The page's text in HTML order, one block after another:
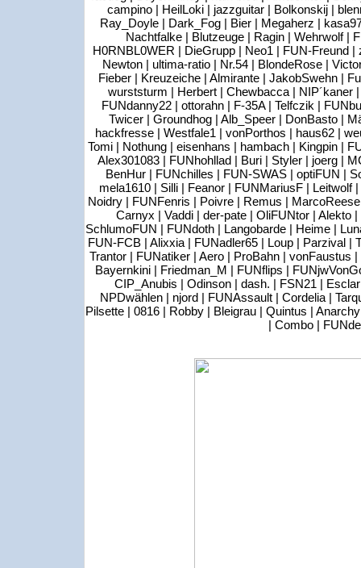
campino | HeilLoki | jazzguitar | Bolkonskij |
Ray_Doyle | Dark_Fog | Bier | Megaherz |
Nachtfalke | Blutzeuge | Ragin | Wehrwolf |
H0RNBL0WER | DieGrupp | Neo1 | FUN-Freund
Newton | ultima-ratio | Nr.54 | BlondeRose |
Fieber | Kreuzeiche | Almirante | JakobSwehn |
wurststurm | Herbert | Chewbacca | NIP´kaner
FUNdanny22 | ottorahn | F-35A | Telfczik |
Twicer | Groundhog | Alb_Speer | DonBasto |
hackfresse | Westfale1 | vonPorthos | haus62 |
Tomi | Nothung | eisenhans | hambach | Kingpin |
Alex301083 | FUNhohllad | Buri | Styler | joerg |
BenHur | FUNchilles | FUN-SWAS | optiFUN |
mela1610 | Silli | Feanor | FUNMariusF | Leitwolf
Noidry | FUNFenris | Poivre | Remus |
Carnyx | Vaddi | der-pate | OliFUNtor | Alekto
SchlumoFUN | FUNdoth | Langobarde | Heime |
FUN-FCB | Alixxia | FUNadler65 | Loup | Parzival |
Trantor | FUNatiker | Aero | ProBahn | vonFaustus
Bayernkini | Friedman_M | FUNflips |
CIP_Anubis | Odinson | dash. | FSN21 |
NPDwählen | njord | FUNAssault | Cordelia |
Pilsette | 0816 | Robby | Bleigrau | Quintus |
| Combo |